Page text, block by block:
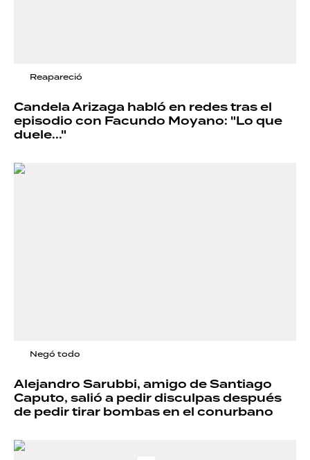
Reapareció
Candela Arizaga habló en redes tras el
episodio con Facundo Moyano: "Lo que
duele..."
Negó todo
Alejandro Sarubbi, amigo de Santiago
Caputo, salió a pedir disculpas después
de pedir tirar bombas en el conurbano